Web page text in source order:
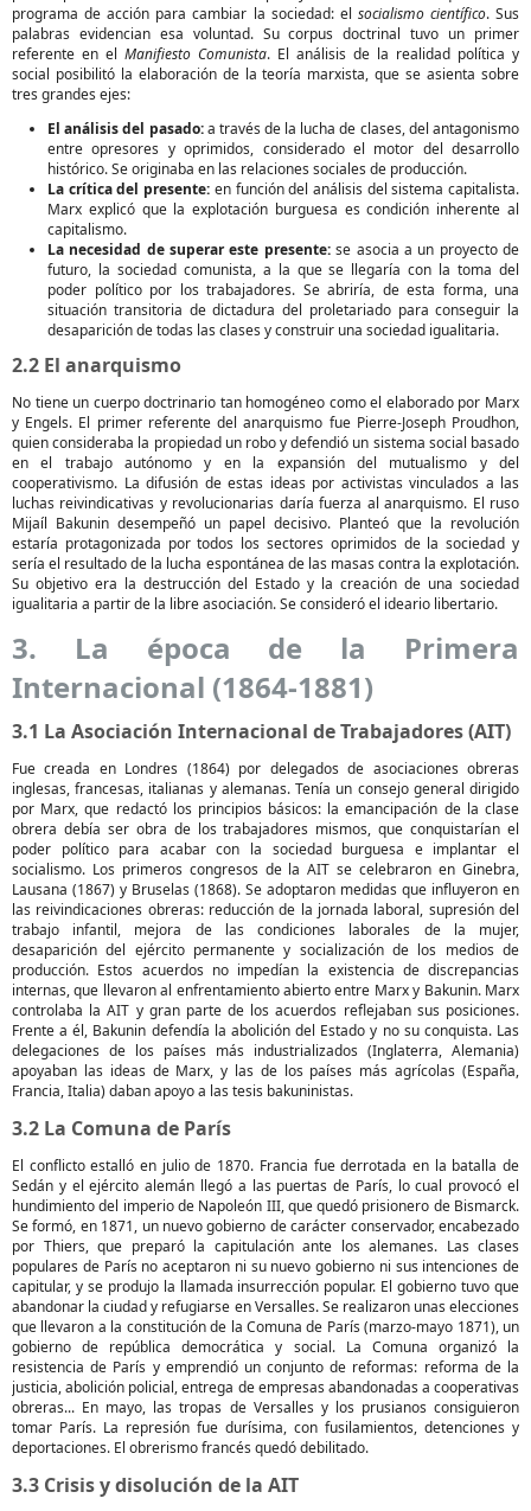
programa de acción para cambiar la sociedad: el socialismo científico. Sus
palabras evidencian esa voluntad. Su corpus doctrinal tuvo un primer
referente en el Manifiesto Comunista. El análisis de la realidad política y
social posibilitó la elaboración de la teoría marxista, que se asienta sobre
tres grandes ejes:
El análisis del pasado:a través de la lucha de clases, del antagonismo
entre opresores y oprimidos, considerado el motor del desarrollo
histórico. Se originaba en las relaciones sociales de producción.
La crítica del presente: en función del análisis del sistema capitalista.
Marx explicó que la explotación burguesa es condición inherente al
capitalismo.
La necesidad de superar este presente:se asocia a un proyecto de
futuro, la sociedad comunista, a la que se llegaría con la toma del
poder político por los trabajadores. Se abriría, de esta forma, una
situación transitoria de dictadura del proletariado para conseguir la
desaparición de todas las clases y construir una sociedad igualitaria.
2.2 El anarquismo
No tiene un cuerpo doctrinario tan homogéneo como el elaborado por Marx
y Engels. El primer referente del anarquismo fue Pierre-Joseph Proudhon,
quien consideraba la propiedad un robo y defendió un sistema social basado
en el trabajo autónomo y en la expansión del mutualismo y del
cooperativismo. La difusión de estas ideas por activistas vinculados a las
luchas reivindicativas y revolucionarias daría fuerza al anarquismo. El ruso
Mijaíl Bakunin desempeñó un papel decisivo. Planteó que la revolución
estaría protagonizada por todos los sectores oprimidos de la sociedad y
sería el resultado de la lucha espontánea de las masas contra la explotación.
Su objetivo era la destrucción del Estado y la creación de una sociedad
igualitaria a partir de la libre asociación. Se consideró el ideario libertario.
3. La época de la Primera
Internacional (1864-1881)
3.1 La Asociación Internacional de Trabajadores (AIT)
Fue creada en Londres (1864) por delegados de asociaciones obreras
inglesas, francesas, italianas y alemanas. Tenía un consejo general dirigido
por Marx, que redactó los principios básicos: la emancipación de la clase
obrera debía ser obra de los trabajadores mismos, que conquistarían el
poder político para acabar con la sociedad burguesa e implantar el
socialismo. Los primeros congresos de la AIT se celebraron en Ginebra,
Lausana (1867) y Bruselas (1868). Se adoptaron medidas que influyeron en
las reivindicaciones obreras: reducción de la jornada laboral, supresión del
trabajo infantil, mejora de las condiciones laborales de la mujer,
desaparición del ejército permanente y socialización de los medios de
producción. Estos acuerdos no impedían la existencia de discrepancias
internas, que llevaron al enfrentamiento abierto entre Marx y Bakunin. Marx
controlaba la AIT y gran parte de los acuerdos reflejaban sus posiciones.
Frente a él, Bakunin defendía la abolición del Estado y no su conquista. Las
delegaciones de los países más industrializados (Inglaterra, Alemania)
apoyaban las ideas de Marx, y las de los países más agrícolas (España,
Francia, Italia) daban apoyo a las tesis bakuninistas.
3.2 La Comuna de París
El conflicto estalló en julio de 1870. Francia fue derrotada en la batalla de
Sedán y el ejército alemán llegó a las puertas de París, lo cual provocó el
hundimiento del imperio de Napoleón III, que quedó prisionero de Bismarck.
Se formó, en 1871, un nuevo gobierno de carácter conservador, encabezado
por Thiers, que preparó la capitulación ante los alemanes. Las clases
populares de París no aceptaron ni su nuevo gobierno ni sus intenciones de
capitular, y se produjo la llamada insurrección popular. El gobierno tuvo que
abandonar la ciudad y refugiarse en Versalles. Se realizaron unas elecciones
que llevaron a la constitución de la Comuna de París (marzo-mayo 1871), un
gobierno de república democrática y social. La Comuna organizó la
resistencia de París y emprendió un conjunto de reformas: reforma de la
justicia, abolición policial, entrega de empresas abandonadas a cooperativas
obreras... En mayo, las tropas de Versalles y los prusianos consiguieron
tomar París. La represión fue durísima, con fusilamientos, detenciones y
deportaciones. El obrerismo francés quedó debilitado.
3.3 Crisis y disolución de la AIT